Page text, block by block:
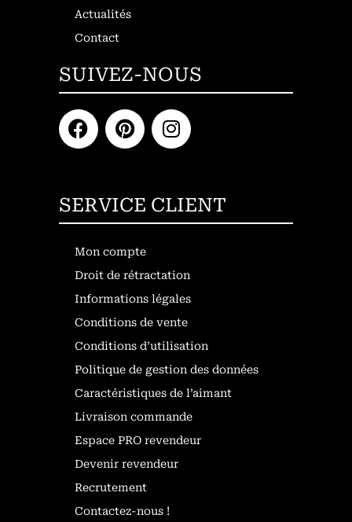
Actualités
Contact
SUIVEZ-NOUS
SERVICE CLIENT
Mon compte
Droit de rétractation
Informations légales
Conditions de vente
Conditions d’utilisation
Politique de gestion des données
Caractéristiques de l’aimant
Livraison commande
Espace PRO revendeur
Devenir revendeur
Recrutement
Contactez-nous !